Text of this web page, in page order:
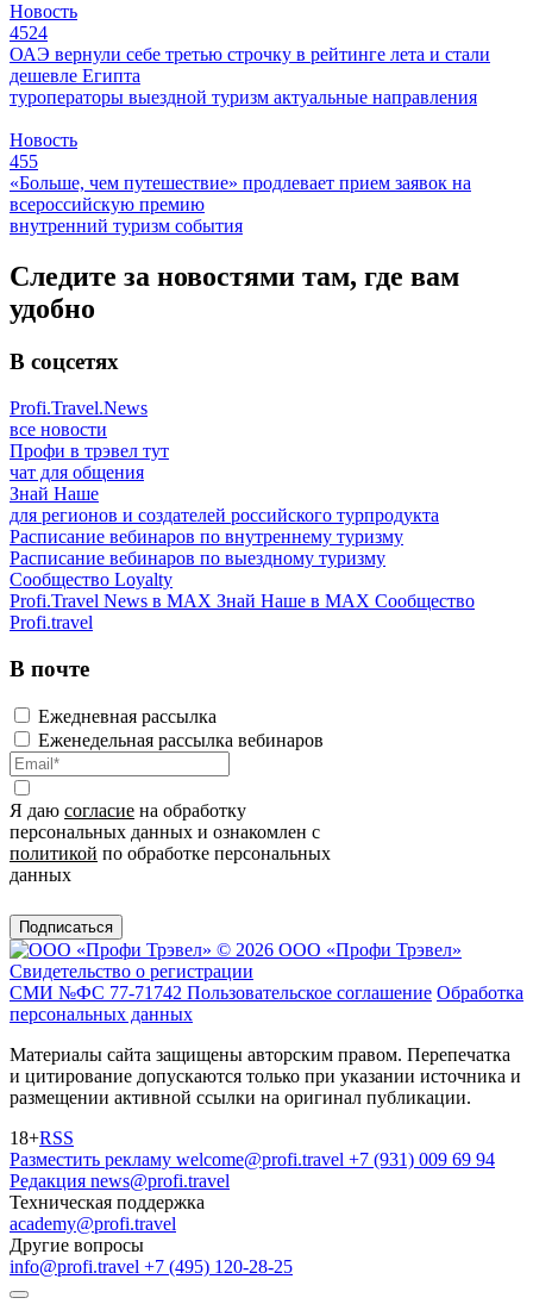
Новость
4524
ОАЭ вернули себе третью строчку в рейтинге лета и стали
дешевле Египта
туроператоры выездной туризм актуальные направления
Новость
455
«Больше, чем путешествие» продлевает прием заявок на
всероссийскую премию
внутренний туризм события
Следите за новостями там, где вам
удобно
В соцсетях
Profi.Travel.News
все новости
Профи в трэвел тут
чат для общения
Знай Наше
для регионов и создателей российского турпродукта
Расписание вебинаров по внутреннему туризму
Расписание вебинаров по выездному туризму
Сообщество Loyalty
Profi.Travel News в MAX Знай Наше в MAX Сообщество
Profi.travel
В почте
Ежедневная рассылка
Еженедельная рассылка вебинаров
Я даю согласие на обработку
персональных данных и ознакомлен с
политикой по обработке персональных
данных
Подписаться
© 2026 ООО «Профи Трэвeл»
Свидетельство о регистрации
СМИ №ФС 77-71742 Пользовательское соглашение Обработка
персональных данных
Материалы сайта защищены авторским правом. Перепечатка
и цитирование допускаются только при указании источника и
размещении активной ссылки на оригинал публикации.
18+RSS
Разместить рекламу welcome@profi.travel +7 (931) 009 69 94
Редакция news@profi.travel
Техническая поддержка
academy@profi.travel
Другие вопросы
info@profi.travel +7 (495) 120-28-25